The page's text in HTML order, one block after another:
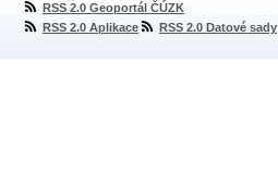
RSS 2.0 Geoportál ČÚZK
RSS 2.0 Aplikace
RSS 2.0 Datové sady